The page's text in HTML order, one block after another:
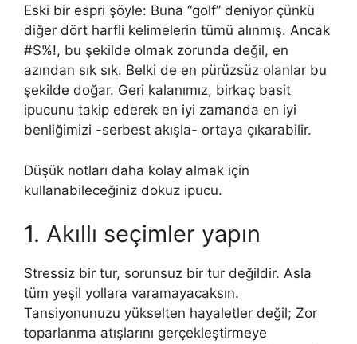
Eski bir espri şöyle: Buna “golf” deniyor çünkü
diğer dört harfli kelimelerin tümü alınmış. Ancak
#$%!, bu şekilde olmak zorunda değil, en
azından sık sık. Belki de en pürüzsüz olanlar bu
şekilde doğar. Geri kalanımız, birkaç basit
ipucunu takip ederek en iyi zamanda en iyi
benliğimizi -serbest akışla- ortaya çıkarabilir.
Düşük notları daha kolay almak için
kullanabileceğiniz dokuz ipucu.
1. Akıllı seçimler yapın
Stressiz bir tur, sorunsuz bir tur değildir. Asla
tüm yeşil yollara varamayacaksın.
Tansiyonunuzu yükselten hayaletler değil; Zor
toparlanma atışlarını gerçekleştirmeye